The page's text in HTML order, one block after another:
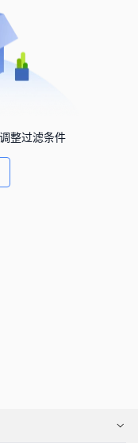
整过滤条件